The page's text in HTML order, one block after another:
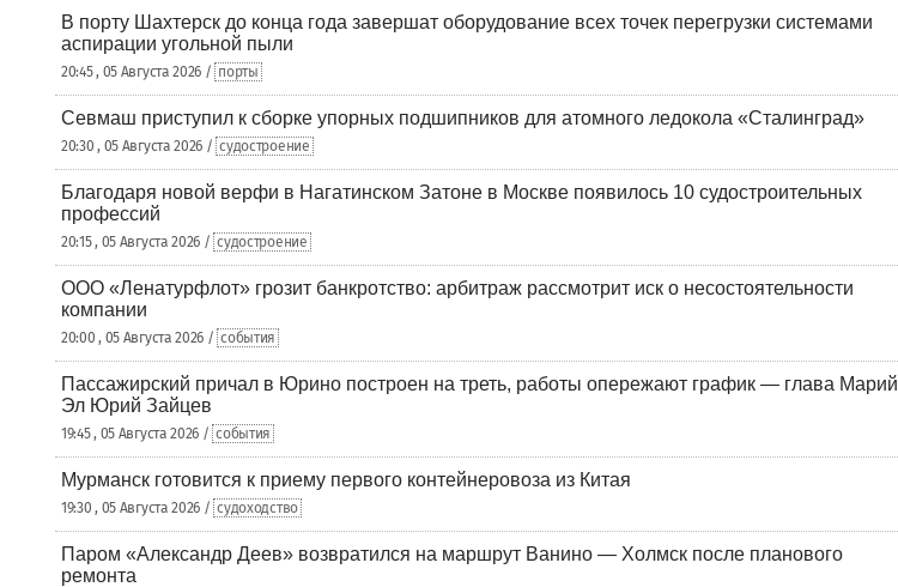
В порту Шахтерск до конца года завершат оборудование всех точек перегрузки системами
аспирации угольной пыли
20:45 , 05 Августа 2026 / порты
Севмаш приступил к сборке упорных подшипников для атомного ледокола «Сталинград»
20:30 , 05 Августа 2026 / судостроение
Благодаря новой верфи в Нагатинском Затоне в Москве появилось 10 судостроительных
профессий
20:15 , 05 Августа 2026 / судостроение
ООО «Ленатурфлот» грозит банкротство: арбитраж рассмотрит иск о несостоятельности
компании
20:00 , 05 Августа 2026 / события
Пассажирский причал в Юрино построен на треть, работы опережают график — глава Марий
Эл Юрий Зайцев
19:45 , 05 Августа 2026 / события
Мурманск готовится к приему первого контейнеровоза из Китая
19:30 , 05 Августа 2026 / судоходство
Паром «Александр Деев» возвратился на маршрут Ванино — Холмск после планового
ремонта